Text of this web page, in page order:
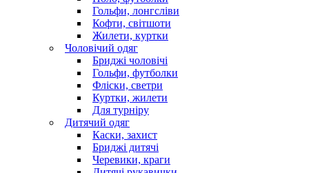
Гольфи, лонгсліви
Кофти, світшоти
Жилети, куртки
Чоловічий одяг
Бриджі чоловічі
Гольфи, футболки
Фліски, светри
Куртки, жилети
Для турніру
Дитячий одяг
Каски, захист
Бриджі дитячі
Черевики, краги